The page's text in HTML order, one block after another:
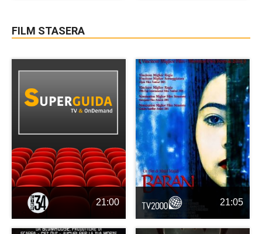
FILM STASERA
21:00 21:05